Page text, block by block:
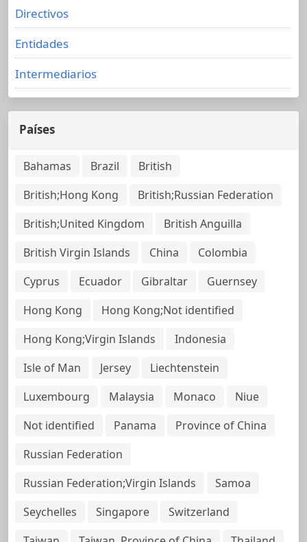
Directivos
Entidades
Intermediarios
Países
Bahamas Brazil
British
British;Hong Kong
British;Russian Federation
British;United Kingdom
British Anguilla
British Virgin Islands
China
Colombia
Cyprus
Ecuador Gibraltar
Guernsey
Hong Kong
Hong Kong;Not identified
Hong Kong;Virgin Islands
Indonesia
Isle of Man
Jersey
Liechtenstein
Luxembourg
Malaysia Monaco
Niue
Not identified
Panama
Province of China
Russian Federation
Russian Federation;Virgin Islands
Samoa
Seychelles
Singapore
Switzerland